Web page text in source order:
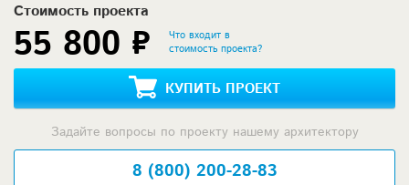
Стоимость проекта
55 800 ₽
Что входит в
стоимость проекта?
КУПИТЬ ПРОЕКТ
Задайте вопросы по проекту нашему архитектору
8 (800) 200-28-83